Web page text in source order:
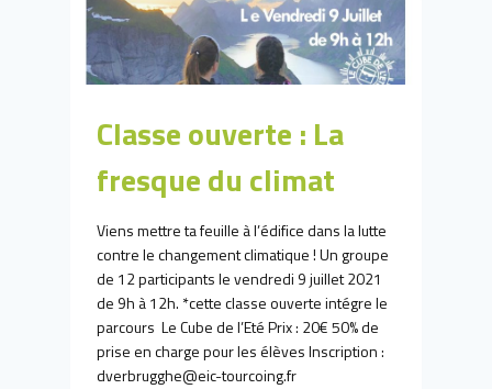
Classe ouverte : La
fresque du climat
Viens mettre ta feuille à l’édifice dans la lutte
contre le changement climatique ! Un groupe
de 12 participants le vendredi 9 juillet 2021
de 9h à 12h. *cette classe ouverte intégre le
parcours Le Cube de l’Eté Prix : 20€ 50% de
prise en charge pour les élèves Inscription :
dverbrugghe@eic-tourcoing.fr